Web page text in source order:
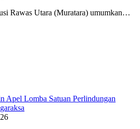
Rawas Utara (Muratara) umumkan…
Apel Lomba Satuan Perlindungan